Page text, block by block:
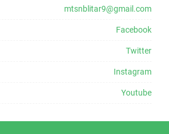
mtsnblitar9@gmail.com
Facebook
Twitter
Instagram
Youtube